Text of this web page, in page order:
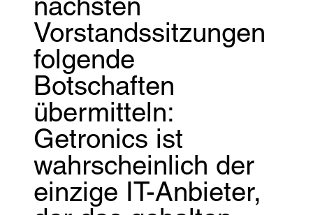
nächsten
Vorstandssitzungen
folgende
Botschaften
übermitteln:
Getronics ist
wahrscheinlich der
einzige IT-Anbieter,